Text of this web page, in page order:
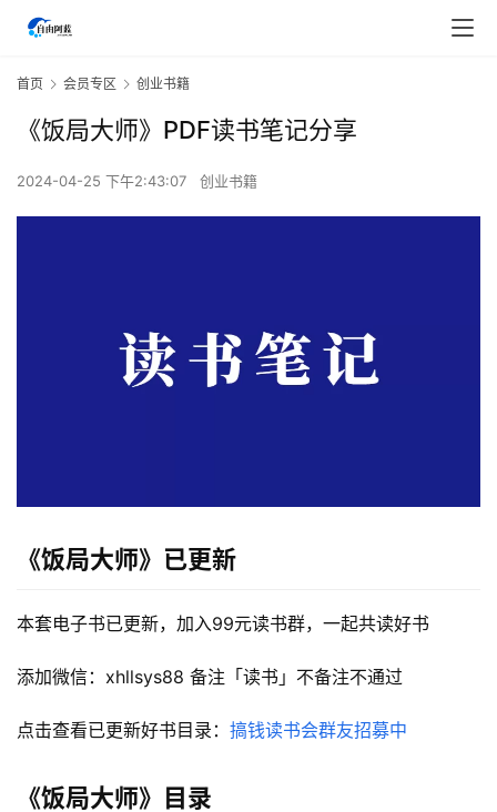
首页 会员专区 创业书籍
《饭局大师》PDF读书笔记分享
2024-04-25 下午2:43:07 创业书籍
《饭局大师》已更新
本套电子书已更新，加入99元读书群，一起共读好书
添加微信：xhllsys88 备注「读书」不备注不通过
点击查看已更新好书目录： 搞钱读书会群友招募中
《饭局大师》目录